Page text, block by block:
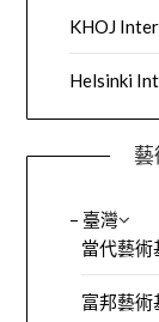
KHOJ
Helsinki
– 臺灣
當代藝術
富邦藝術